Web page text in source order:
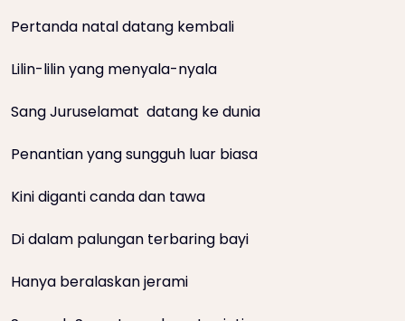
Pertanda natal datang kembali
Lilin-lilin yang menyala-nyala
Sang Juruselamat datang ke dunia
Penantian yang sungguh luar biasa
Kini diganti canda dan tawa
Di dalam palungan terbaring bayi
Hanya beralaskan jerami